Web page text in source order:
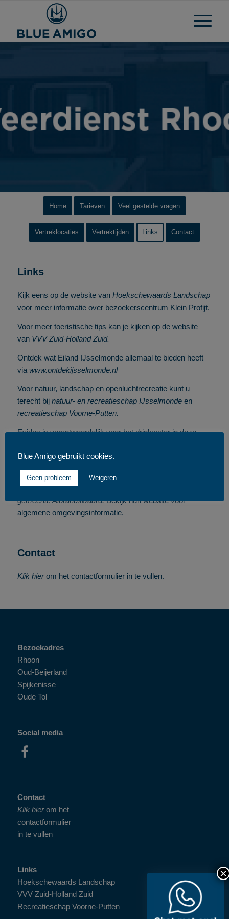
Home Tarieven Veel gestelde vragen
Vertreklocaties Vertrektijden Links Contact
Links
Kijk eens op de website van Hoekschewaards Landschap
voor meer informatie over bezoekerscentrum Klein Profijt.
Voor meer toeristische tips kan je kijken op de website
van VVV Zuid-Holland Zuid.
Ontdek wat Eiland IJsselmonde allemaal te bieden heeft
via www.ontdekijsselmonde.nl
Voor natuur, landschap en openluchtrecreatie kunt u
terecht bij natuur- en recreatieschap IJsselmondeen
recreatieschap Voorne-Putten.
Evides is verantwoordelijk voor het drinkwater in deze
website:https://www.evides.nl/
Gemeenten in de omgeving van veerdienst Rhoon zijn:
gemeente Hoeksche Waard
gemeente Albrandswaard.Bekijk hun website voor
algemene omgevingsinformatie.
Contact
Klik hier om het contactformulier in te vullen.
Bezoekadres
Rhoon
Oud-Beijerland
Spijkenisse
Oude Tol
Social media
Contact
Klik hier om het
contactformulier
in te vullen
Links
Hoekschewaards Landschap
VVV Zuid-Holland Zuid
Recreatieschap Voorne-Putten
Blue Amigo gebruikt cookies.
Geen probleem Weigeren